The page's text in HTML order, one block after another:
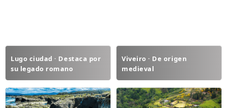
Lugo ciudad · Destaca por
su legado romano
Viveiro · De origen
medieval